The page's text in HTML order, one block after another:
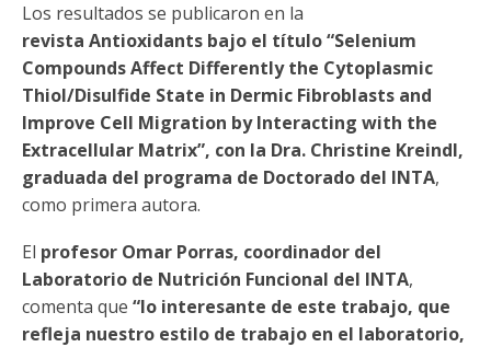
Los resultados se publicaron en la
revista Antioxidants bajo el título “Selenium
Compounds Affect Differently the Cytoplasmic
Thiol/Disulfide State in Dermic Fibroblasts and
Improve Cell Migration by Interacting with the
Extracellular Matrix”, con la Dra. Christine Kreindl,
graduada del programa de Doctorado del INTA,
como primera autora.
El profesor Omar Porras, coordinador del
Laboratorio de Nutrición Funcional del INTA,
comenta que “lo interesante de este trabajo, que
refleja nuestro estilo de trabajo en el laboratorio,